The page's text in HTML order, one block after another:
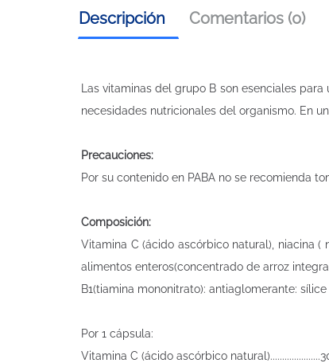
Descripción Comentarios (0)
Las vitaminas del grupo B son esenciales
necesidades nutricionales del organismo. En
Precauciones:
Por su contenido en PABA no se recomienda
Composición:
Vitamina C (ácido ascórbico natural), niacina
alimentos enteros(concentrado de arroz
B1(tiamina mononitrato): antiaglomerante:
Por 1 cápsula:
Vitamina C (ácido ascórbico